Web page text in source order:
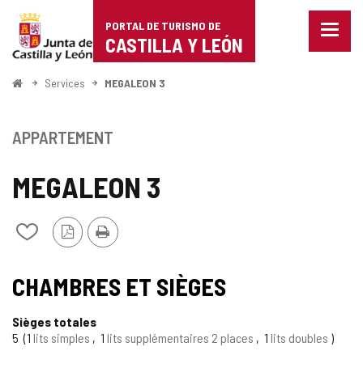
Portal
de
Turismo
Castilla
León
PORTAL DE TURISMO DE
CASTILLA Y LEÓN
Menu
<
Services MEGALEON 3
MEGALEON 3
Ajouter/retirer
de
cahiers
Version
PDF
Imprimer
APPARTEMENT
CHAMBRES ET SIÈGES
Sièges totales
5
1 lits simples 1 lits supplémentaires 2 places 1 lits doubles